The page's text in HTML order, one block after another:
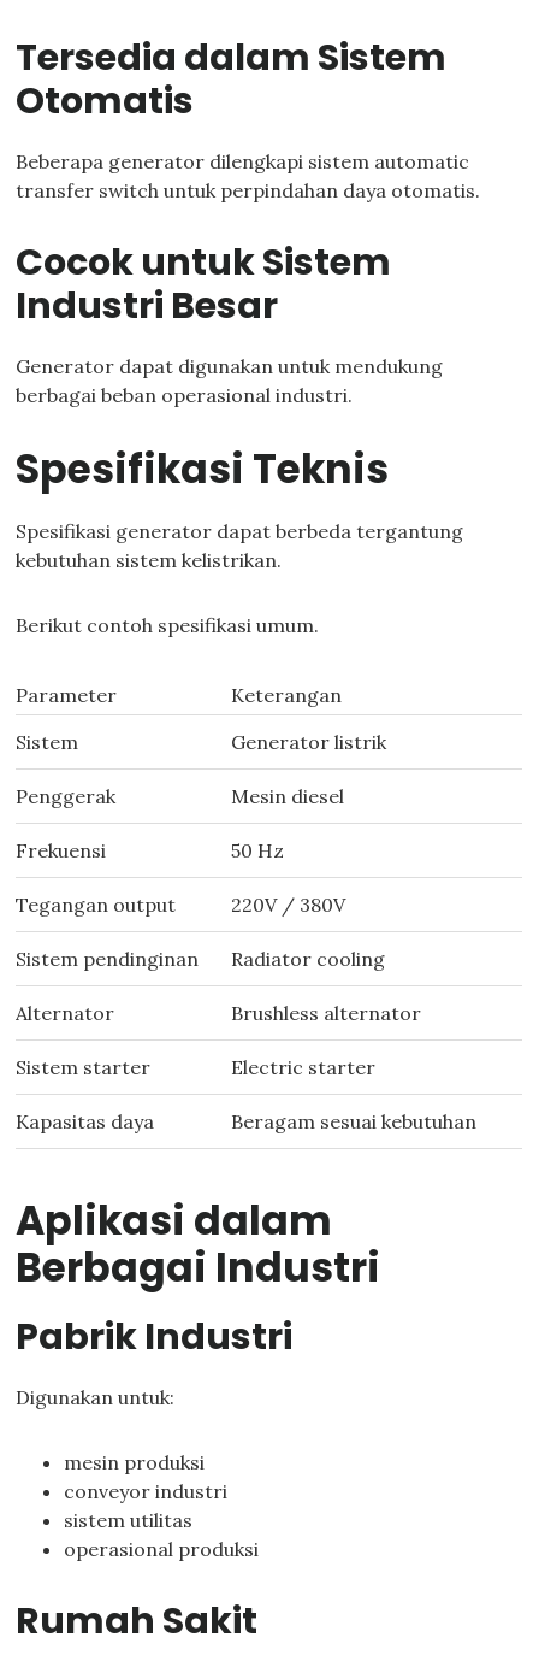
Tersedia dalam Sistem
Otomatis
Beberapa generator dilengkapi sistem automatic
transfer switch untuk perpindahan daya otomatis.
Cocok untuk Sistem
Industri Besar
Generator dapat digunakan untuk mendukung
berbagai beban operasional industri.
Spesifikasi Teknis
Spesifikasi generator dapat berbeda tergantung
kebutuhan sistem kelistrikan.
Berikut contoh spesifikasi umum.
Parameter
Keterangan
Sistem
Generator listrik
Penggerak Mesin diesel
Frekuensi 50 Hz
Tegangan output 220V / 380V
Sistem pendinginan Radiator cooling
Alternator Brushless alternator
Sistem starter Electric starter
Kapasitas daya Beragam sesuai kebutuhan
Aplikasi dalam
Berbagai Industri
Pabrik Industri
Digunakan untuk:
mesin produksi
conveyor industri
sistem utilitas
operasional produksi
Rumah Sakit